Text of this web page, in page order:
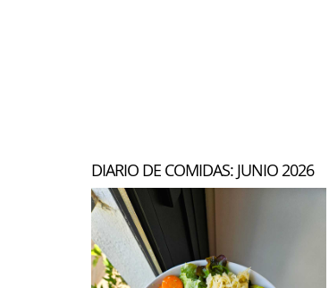
DIARIO DE COMIDAS: JUNIO 2026